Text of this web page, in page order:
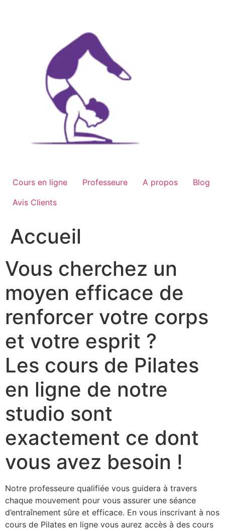
Cours en ligne Professeure A propos
Blog
Avis Clients
Accueil
Vous cherchez un
moyen efficace de
renforcer votre corps
et votre esprit ?
Les cours de Pilates
en ligne de notre
studio sont
exactement ce dont
vous avez besoin !
Notre professeure qualifiée vous guidera à travers
chaque mouvement pour vous assurer une séance
d’entraînement sûre et efficace. En vous inscrivant à nos
cours de Pilates en ligne vous aurez accès à des cours